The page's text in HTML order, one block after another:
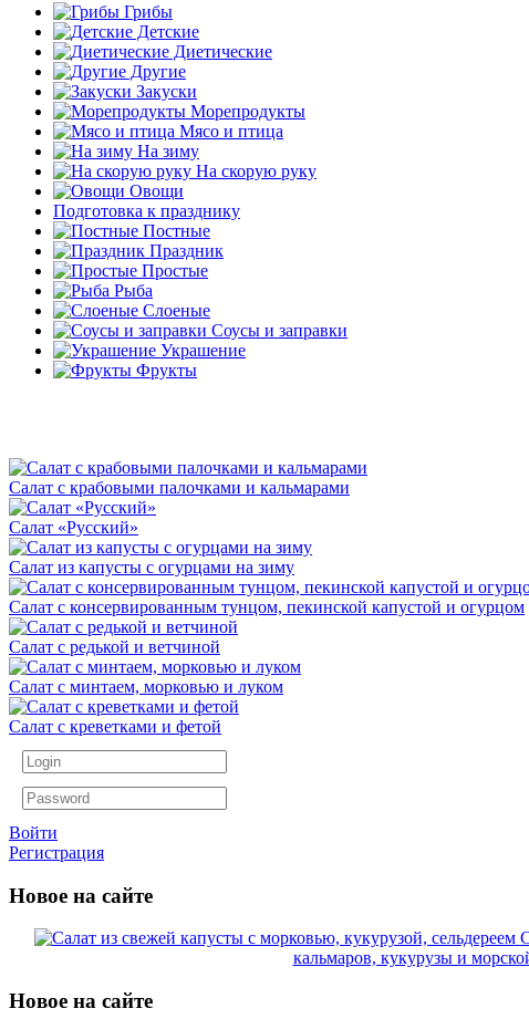
Грибы
Детские
Диетические
Другие
Закуски
Морепродукты
Мясо и птица
На зиму
На скорую руку
Овощи
Подготовка к празднику
Постные
Праздник
Простые
Рыба
Слоеные
Соусы и заправки
Украшение
Фрукты
Салат с крабовыми палочками и кальмарами
Салат «Русский»
Салат из капусты с огурцами на зиму
Салат с консервированным тунцом, пекинской капустой и огурцом
Салат с редькой и ветчиной
Салат с минтаем, морковью и луком
Салат с креветками и фетой
Войти
Регистрация
Новое на сайте
кальмаров, кукурузы и
Новое на сайте